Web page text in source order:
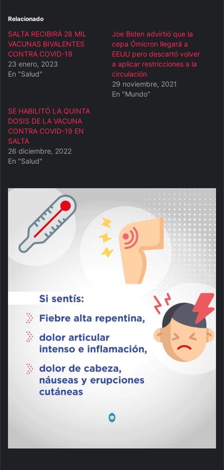
Relacionado
SALTA RECIBIRÁ 28 MIL
VACUNAS BIVALENTES
CONTRA COVID-19
23 enero, 2023
En "Salud"
Joe Biden advirtió que la
cepa Ómicron llegará a
EEUU pero descartó volver
a aplicar restricciones a la
circulación
29 noviembre, 2021
En "Mundo"
SE HABILITÓ LA QUINTA
DOSIS DE LA VACUNA
CONTRA COVID-19 EN
SALTA
26 diciembre, 2022
En "Salud"